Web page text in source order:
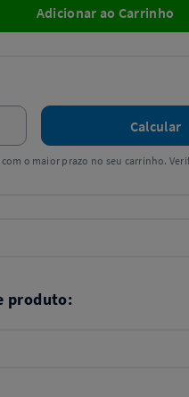
Adicionar ao Carrinho
Calcular
o maior prazo no seu carrinho.
produto: